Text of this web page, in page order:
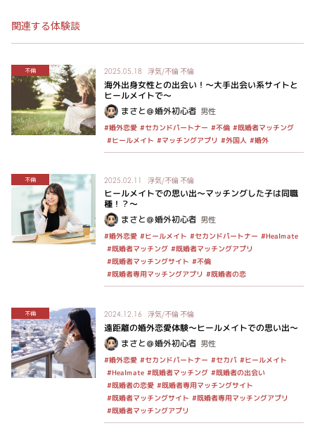
関連する体験談
不倫 2025.05.18 浮気/不倫 不倫
海外出身女性との出会い！～大手出会い系サイトと
ヒールメイトで～
まさと＠婚外初心者 男性
#婚外恋愛 #セカンドパートナー #不倫 #既婚者マッチング
#ヒールメイト #マッチングアプリ #外国人 #婚外
不倫 2025.02.11 浮気/不倫 不倫
ヒールメイトでの思い出～マッチングした子は同職
種！？〜
まさと＠婚外初心者 男性
#婚外恋愛 #ヒールメイト #セカンドパートナー #Healmate
#既婚者マッチング #既婚者マッチングアプリ
#既婚者マッチングサイト #不倫
#既婚者専用マッチングアプリ #既婚者の恋
不倫 2024.12.16 浮気/不倫 不倫
遠距離の婚外恋愛体験～ヒールメイトでの思い出～
まさと＠婚外初心者 男性
#婚外恋愛 #セカンドパートナー #セカパ #ヒールメイト
#Healmate #既婚者マッチング #既婚者の出会い
#既婚者の恋愛 #既婚者専用マッチングサイト
#既婚者マッチングサイト #既婚者専用マッチングアプリ
#既婚者マッチングアプリ